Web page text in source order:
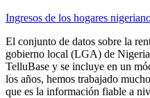
Ingresos de los hogares
El conjunto de datos sobre la
gobierno local (LGA) de
TelluBase y se incluye en un
los años, hemos trabajado
que es la información fiable a